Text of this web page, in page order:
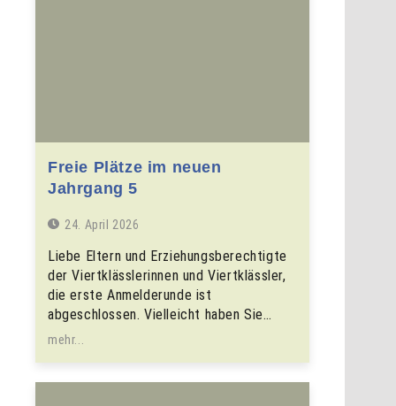
Freie Plätze im neuen
Jahrgang 5
24. April 2026
Liebe Eltern und Erziehungsberechtigte
der Viertklässlerinnen und Viertklässler,
die erste Anmelderunde ist
abgeschlossen. Vielleicht haben Sie…
mehr...